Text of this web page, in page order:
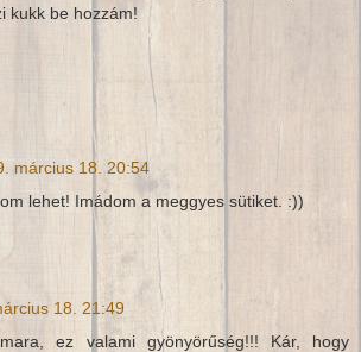
kukk be hozzám!
március 18. 20:54
lehet! Imádom a meggyes sütiket. :))
18. 21:49
ez valami gyönyörűség!!! Kár, hogy